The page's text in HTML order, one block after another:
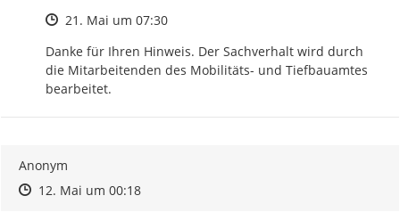
Zeitpunkt des Erstellens
21. Mai um 07:30
Danke für Ihren Hinweis. Der Sachverhalt wird durch
die Mitarbeitenden des Mobilitäts- und Tiefbauamtes
bearbeitet.
Anonym
Zeitpunkt des Erstellens
Zeitpunkt des Erstellens
12. Mai um 00:18Zur Äußerung